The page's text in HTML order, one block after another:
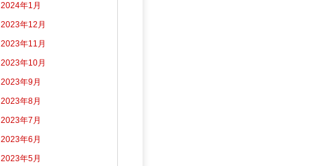
2024年1月
2023年12月
2023年11月
2023年10月
2023年9月
2023年8月
2023年7月
2023年6月
2023年5月